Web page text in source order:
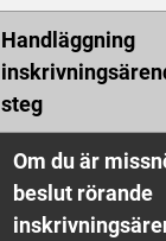
Handläggning
steg
Om du är
beslut rörande